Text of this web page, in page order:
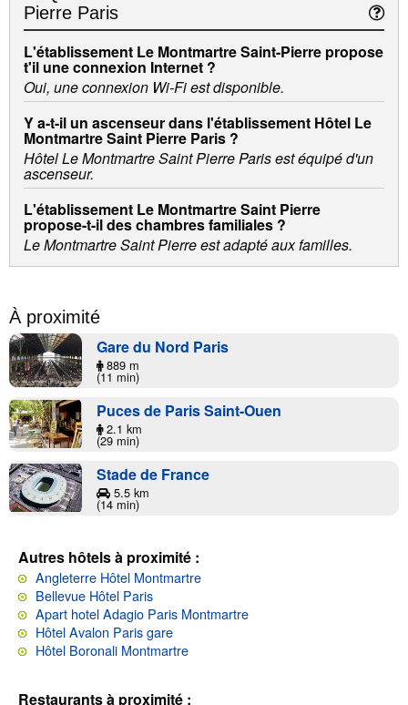
Pierre Paris
L'établissement Le Montmartre Saint-Pierre propose
t'il une connexion Internet ?
Oui, une connexion Wi-Fi est disponible.
Y a-t-il un ascenseur dans l'établissement Hôtel Le
Montmartre Saint Pierre Paris ?
Hôtel Le Montmartre Saint Pierre Paris est équipé d'un
ascenseur.
L'établissement Le Montmartre Saint Pierre
propose-t-il des chambres familiales ?
Le Montmartre Saint Pierre est adapté aux familles.
À proximité
Gare du Nord Paris
889 m
(11 min)
Puces de Paris Saint-Ouen
2.1 km
(29 min)
Stade de France
5.5 km
(14 min)
Autres hôtels à proximité :
Angleterre Hôtel Montmartre
Bellevue Hôtel Paris
Apart hotel Adagio Paris Montmartre
Hôtel Avalon Paris gare
Hôtel Boronali Montmartre
Restaurants à proximité :